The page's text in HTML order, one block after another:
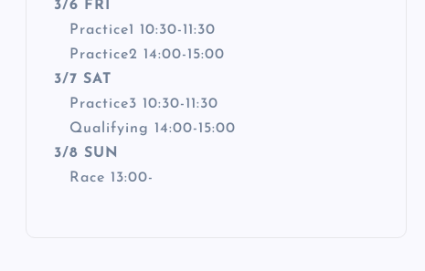
3/6 FRI
Practice1 10:30-11:30
Practice2 14:00-15:00
3/7 SAT
Practice3 10:30-11:30
Qualifying 14:00-15:00
3/8 SUN
Race 13:00-